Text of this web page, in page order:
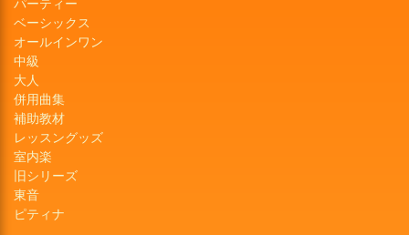
パーティー
ベーシックス
オールインワン
中級
大人
併用曲集
補助教材
レッスングッズ
室内楽
旧シリーズ
東音
ピティナ